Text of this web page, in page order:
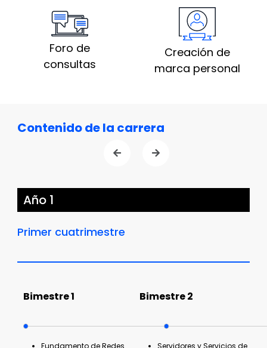
Foro de
consultas
Creación de
marca personal
Contenido de la carrera
Año 1
Primer cuatrimestre
Bimestre 1 Bimestre 2
Fundamento de Redes
Servidores y Servicios de